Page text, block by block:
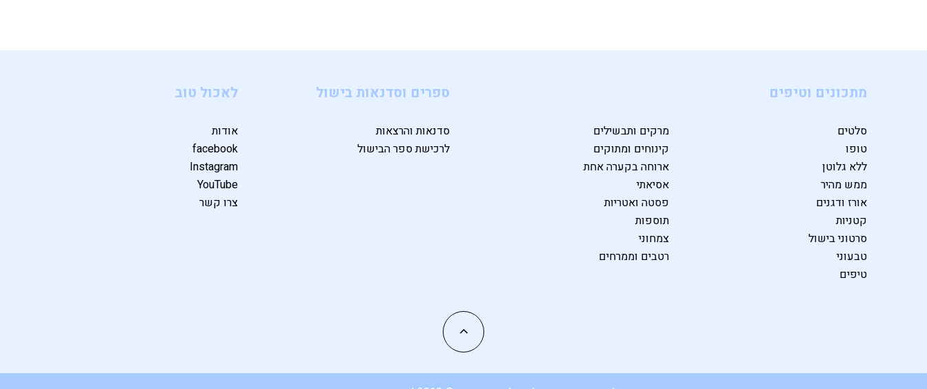
מתכונים וטיפים
סלטים
מרקים ותבשילים
טופו
קינוחים ומתוקים
ללא גלוטן
ארוחה בקערה אחת
ממש מהיר
אסיאתי
אורז ודגנים
פסטה ואטריות
קטניות
תוספות
סרטוני בישול
צמחוני
טבעוני
רטבים וממרחים
טיפים
ספרים וסדנאות בישול
סדנאות והרצאות
לרכישת ספר הבישול
לאכול טוב
אודות
facebook
Instagram
YouTube
צרו קשר